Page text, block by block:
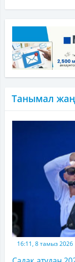
Танымал
16:11, 8 тамыз 2026